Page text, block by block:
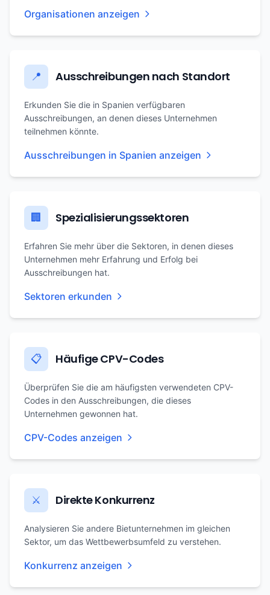
Organisationen anzeigen
📍 Ausschreibungen nach Standort
Erkunden Sie die in Spanien verfügbaren
Ausschreibungen, an denen dieses Unternehmen
teilnehmen könnte.
Ausschreibungen in Spanien anzeigen
🏢 Spezialisierungssektoren
Erfahren Sie mehr über die Sektoren, in denen dieses
Unternehmen mehr Erfahrung und Erfolg bei
Ausschreibungen hat.
Sektoren erkunden
📋 Häufige CPV-Codes
Überprüfen Sie die am häufigsten verwendeten CPV-
Codes in den Ausschreibungen, die dieses
Unternehmen gewonnen hat.
CPV-Codes anzeigen
⚔️ Direkte Konkurrenz
Analysieren Sie andere Bietunternehmen im gleichen
Sektor, um das Wettbewerbsumfeld zu verstehen.
Konkurrenz anzeigen